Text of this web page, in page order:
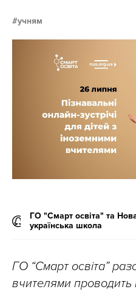
учням
ГО "Смарт освіта" та
українська школа
ГО “Смарт освіта”
вчителями проводить